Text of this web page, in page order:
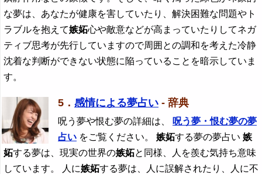
な夢は、あなたが健康を害していたり、解決困難な問題やト
ラブルを抱えて嫉妬心や敵意などが高まっていたりしてネガ
ティブ思考が先行していますので周囲との調和を考えた冷静
沈着な判断ができない状態に陥っていることを暗示していま
す。
5． 感情による夢占い - 辞典
呪う夢や恨む夢の詳細は、
呪う夢・恨む夢の夢
占い をご覧ください。 嫉妬する夢の夢占い 嫉
妬する夢は、現実の世界の嫉妬と同様、人を羨む気持ち意味
しています。 人に嫉妬する夢は、人に誤解されたり、人に不